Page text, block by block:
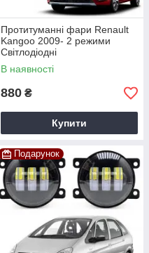
Протитуманні фари Renault
Kangoo 2009- 2 режими
Світлодіодні
В наявності
880 ₴
Купити
Подарунок